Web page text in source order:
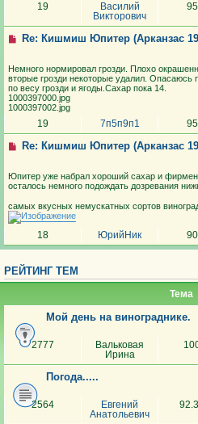
19
Василий
Викторович
Re: Кишмиш Юпитер (Арканзас
Немного нормировал грозди. Плохо
вторые грозди некоторые удалил. Опасаюсь
по весу грозди и ягоды.Сахар пока 14.
1000397000.jpg
1000397002.jpg
19 7п5п9п1
Re: Кишмиш Юпитер (Арканзас
Юпитер уже набрал хороший сахар и
осталось немного подождать дозревания
самых вкусных немускатных сортов
18 ЮрийНик
РЕЙТИНГ ТЕМ
Тема
Мой день на винограднике.
2777
Вальковая
Ирина
Погода.....
2564
Евгений
Анатольевич